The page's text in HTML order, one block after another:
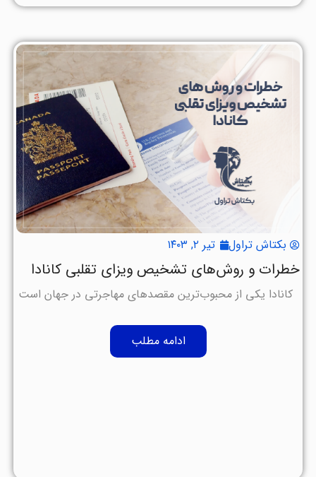
بکتاش تراول تیر ۲, ۱۴۰۳
خطرات و روش‌های تشخیص ویزای تقلبی کانادا
کانادا یکی از محبوب‌ترین مقصدهای مهاجرتی در جهان است
ادامه مطلب